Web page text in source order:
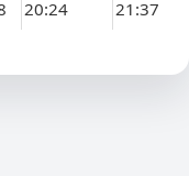
20:24 21:37